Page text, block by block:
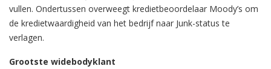
vullen. Ondertussen overweegt kredietbeoordelaar Moody’s om
de kredietwaardigheid van het bedrijf naar Junk-status te
verlagen.
Grootste widebodyklant